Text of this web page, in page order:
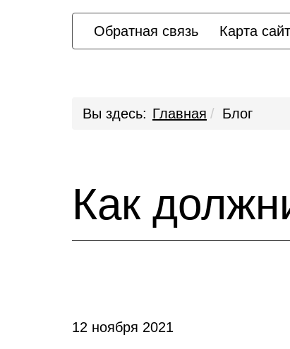
Обратная связь Карта
Вы здесь: Главная Блог
Как
12 ноября 2021